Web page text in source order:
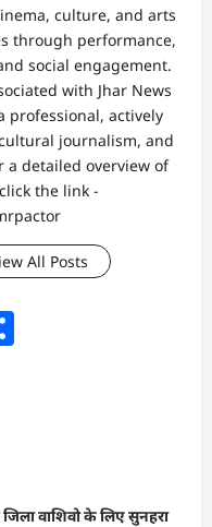
culture, and arts
through performance,
social engagement.
with Jhar News
professional, actively
journalism, and
a detailed overview of
the link -
All Posts
जिला वाशिवो के लिए सुनहरा